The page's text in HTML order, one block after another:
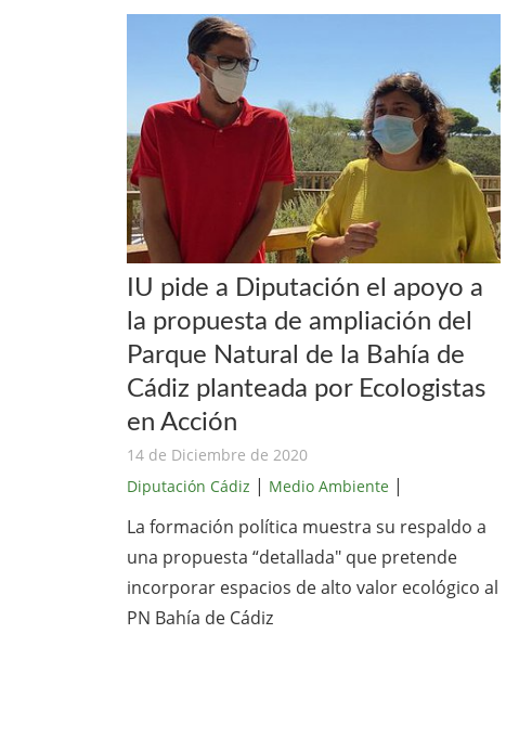
IU pide a Diputación el apoyo a
la propuesta de ampliación del
Parque Natural de la Bahía de
Cádiz planteada por Ecologistas
en Acción
14 de Diciembre de 2020
Diputación Cádiz | Medio Ambiente |
La formación política muestra su respaldo a
una propuesta “detallada" que pretende
incorporar espacios de alto valor ecológico al
PN Bahía de Cádiz